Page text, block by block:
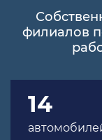
филиалов
14